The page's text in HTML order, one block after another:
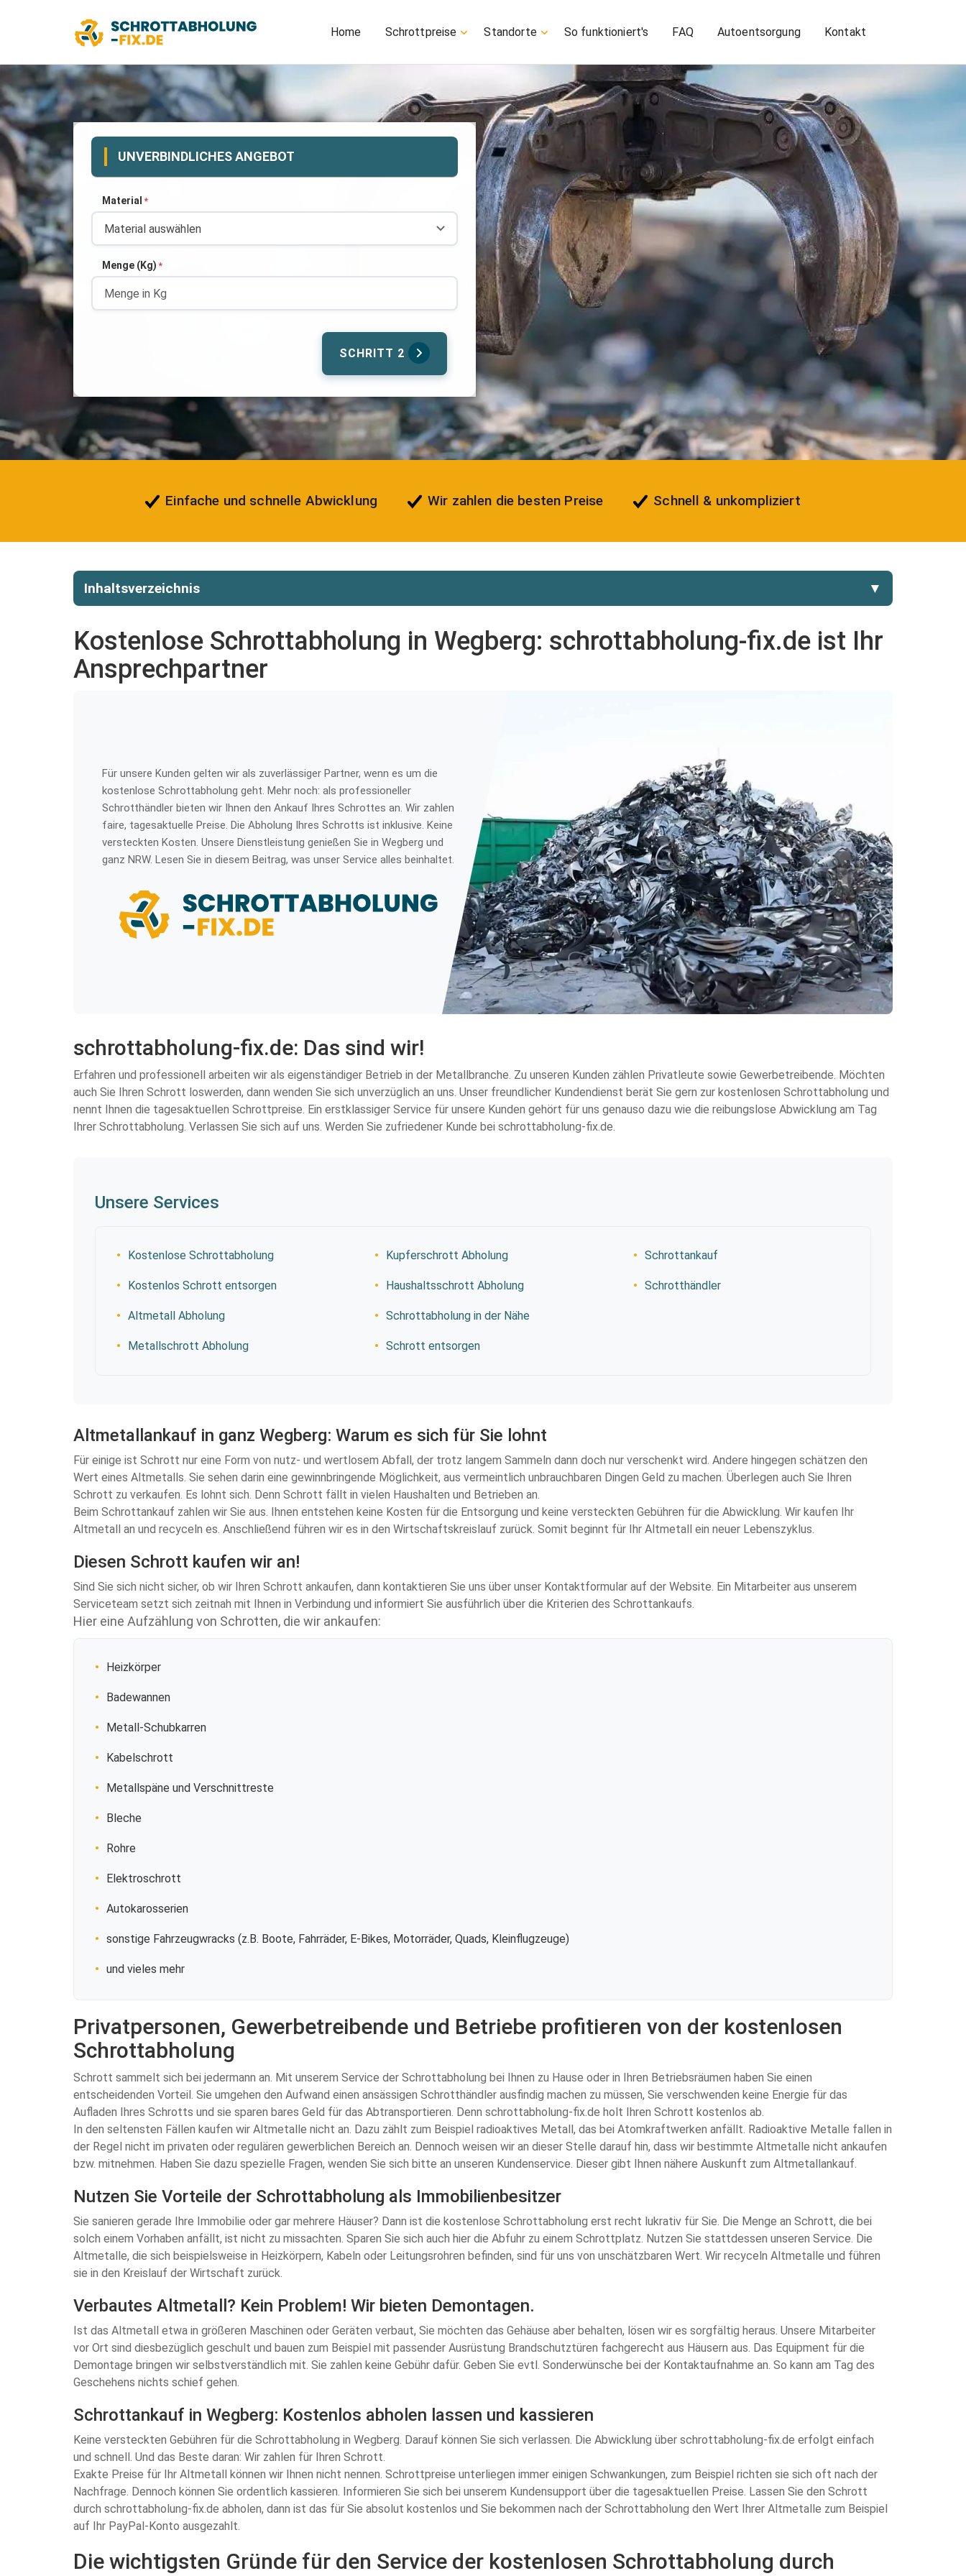
Home Schrottpreise Standorte So funktioniert's FAQ Autoentsorgung Kontakt
UNVERBINDLICHES ANGEBOT
Material *
Menge (Kg) *
SCHRITT 2
Einfache und schnelle Abwicklung Wir zahlen die besten Preise Schnell & unkompliziert
Inhaltsverzeichnis ▼
Kostenlose Schrottabholung in Wegberg: schrottabholung-fix.de ist Ihr
Ansprechpartner
Für unsere Kunden gelten wir als zuverlässiger Partner, wenn es um die
kostenlose Schrottabholung geht. Mehr noch: als professioneller
Schrotthändler bieten wir Ihnen den Ankauf Ihres Schrottes an. Wir zahlen
faire, tagesaktuelle Preise. Die Abholung Ihres Schrotts ist inklusive. Keine
versteckten Kosten. Unsere Dienstleistung genießen Sie in Wegberg und
ganz NRW. Lesen Sie in diesem Beitrag, was unser Service alles beinhaltet.
schrottabholung-fix.de: Das sind wir!
Erfahren und professionell arbeiten wir als eigenständiger Betrieb in der Metallbranche. Zu unseren Kunden zählen Privatleute sowie Gewerbetreibende. Möchten
auch Sie Ihren Schrott loswerden, dann wenden Sie sich unverzüglich an uns. Unser freundlicher Kundendienst berät Sie gern zur kostenlosen Schrottabholung und
nennt Ihnen die tagesaktuellen Schrottpreise. Ein erstklassiger Service für unsere Kunden gehört für uns genauso dazu wie die reibungslose Abwicklung am Tag
Ihrer Schrottabholung. Verlassen Sie sich auf uns. Werden Sie zufriedener Kunde bei schrottabholung-fix.de.
Unsere Services
Kostenlose Schrottabholung
Kostenlos Schrott entsorgen
Altmetall Abholung
Metallschrott Abholung
Kupferschrott Abholung
Haushaltsschrott Abholung
Schrottabholung in der Nähe
Schrott entsorgen
Schrottankauf
Schrotthändler
Altmetallankauf in ganz Wegberg: Warum es sich für Sie lohnt
Für einige ist Schrott nur eine Form von nutz- und wertlosem Abfall, der trotz langem Sammeln dann doch nur verschenkt wird. Andere hingegen schätzen den
Wert eines Altmetalls. Sie sehen darin eine gewinnbringende Möglichkeit, aus vermeintlich unbrauchbaren Dingen Geld zu machen. Überlegen auch Sie Ihren
Schrott zu verkaufen. Es lohnt sich. Denn Schrott fällt in vielen Haushalten und Betrieben an.
Beim Schrottankauf zahlen wir Sie aus. Ihnen entstehen keine Kosten für die Entsorgung und keine versteckten Gebühren für die Abwicklung. Wir kaufen Ihr
Altmetall an und recyceln es. Anschließend führen wir es in den Wirtschaftskreislauf zurück. Somit beginnt für Ihr Altmetall ein neuer Lebenszyklus.
Diesen Schrott kaufen wir an!
Sind Sie sich nicht sicher, ob wir Ihren Schrott ankaufen, dann kontaktieren Sie uns über unser Kontaktformular auf der Website. Ein Mitarbeiter aus unserem
Serviceteam setzt sich zeitnah mit Ihnen in Verbindung und informiert Sie ausführlich über die Kriterien des Schrottankaufs.
Hier eine Aufzählung von Schrotten, die wir ankaufen:
Heizkörper
Badewannen
Metall-Schubkarren
Kabelschrott
Metallspäne und Verschnittreste
Bleche
Rohre
Elektroschrott
Autokarosserien
sonstige Fahrzeugwracks (z.B. Boote, Fahrräder, E-Bikes, Motorräder, Quads, Kleinflugzeuge)
und vieles mehr
Privatpersonen, Gewerbetreibende und Betriebe profitieren von der kostenlosen
Schrottabholung
Schrott sammelt sich bei jedermann an. Mit unserem Service der Schrottabholung bei Ihnen zu Hause oder in Ihren Betriebsräumen haben Sie einen
entscheidenden Vorteil. Sie umgehen den Aufwand einen ansässigen Schrotthändler ausfindig machen zu müssen, Sie verschwenden keine Energie für das
Aufladen Ihres Schrotts und sie sparen bares Geld für das Abtransportieren. Denn schrottabholung-fix.de holt Ihren Schrott kostenlos ab.
In den seltensten Fällen kaufen wir Altmetalle nicht an. Dazu zählt zum Beispiel radioaktives Metall, das bei Atomkraftwerken anfällt. Radioaktive Metalle fallen in
der Regel nicht im privaten oder regulären gewerblichen Bereich an. Dennoch weisen wir an dieser Stelle darauf hin, dass wir bestimmte Altmetalle nicht ankaufen
bzw. mitnehmen. Haben Sie dazu spezielle Fragen, wenden Sie sich bitte an unseren Kundenservice. Dieser gibt Ihnen nähere Auskunft zum Altmetallankauf.
Nutzen Sie Vorteile der Schrottabholung als Immobilienbesitzer
Sie sanieren gerade Ihre Immobilie oder gar mehrere Häuser? Dann ist die kostenlose Schrottabholung erst recht lukrativ für Sie. Die Menge an Schrott, die bei
solch einem Vorhaben anfällt, ist nicht zu missachten. Sparen Sie sich auch hier die Abfuhr zu einem Schrottplatz. Nutzen Sie stattdessen unseren Service. Die
Altmetalle, die sich beispielsweise in Heizkörpern, Kabeln oder Leitungsrohren befinden, sind für uns von unschätzbaren Wert. Wir recyceln Altmetalle und führen
sie in den Kreislauf der Wirtschaft zurück.
Verbautes Altmetall? Kein Problem! Wir bieten Demontagen.
Ist das Altmetall etwa in größeren Maschinen oder Geräten verbaut, Sie möchten das Gehäuse aber behalten, lösen wir es sorgfältig heraus. Unsere Mitarbeiter
vor Ort sind diesbezüglich geschult und bauen zum Beispiel mit passender Ausrüstung Brandschutztüren fachgerecht aus Häusern aus. Das Equipment für die
Demontage bringen wir selbstverständlich mit. Sie zahlen keine Gebühr dafür. Geben Sie evtl. Sonderwünsche bei der Kontaktaufnahme an. So kann am Tag des
Geschehens nichts schief gehen.
Schrottankauf in Wegberg: Kostenlos abholen lassen und kassieren
Keine versteckten Gebühren für die Schrottabholung in Wegberg. Darauf können Sie sich verlassen. Die Abwicklung über schrottabholung-fix.de erfolgt einfach
und schnell. Und das Beste daran: Wir zahlen für Ihren Schrott.
Exakte Preise für Ihr Altmetall können wir Ihnen nicht nennen. Schrottpreise unterliegen immer einigen Schwankungen, zum Beispiel richten sie sich oft nach der
Nachfrage. Dennoch können Sie ordentlich kassieren. Informieren Sie sich bei unserem Kundensupport über die tagesaktuellen Preise. Lassen Sie den Schrott
durch schrottabholung-fix.de abholen, dann ist das für Sie absolut kostenlos und Sie bekommen nach der Schrottabholung den Wert Ihrer Altmetalle zum Beispiel
auf Ihr PayPal-Konto ausgezahlt.
Die wichtigsten Gründe für den Service der kostenlosen Schrottabholung durch